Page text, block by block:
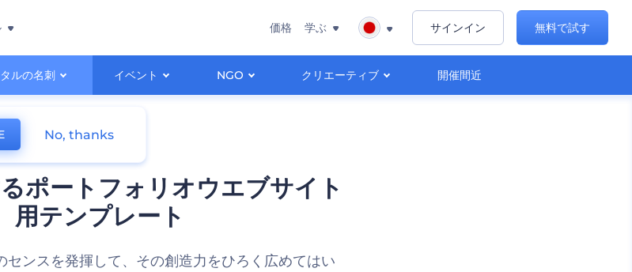
ルの名刺 イベント NGO クリエーティブ 開催間近
価格 学ぶ サインイン 無料で試す
ポートフォリオウエブサイト
用テンプレート
センスを発揮して、その創造力をひろく広めてはい
No, thanks